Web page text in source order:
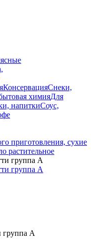
КонсервацияСнеки,
химияДля
напиткиСоус,
приготовления, сухие
растительное
группа А
группа А